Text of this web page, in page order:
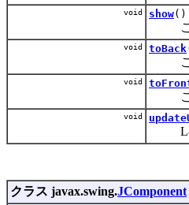
void show()
この
void toBack
この
void
この
void
L&F
クラス javax.swing.JComponent